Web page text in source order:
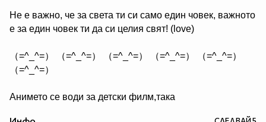
Не е важно, че за света ти си само един човек, важното
е за един човек ти да си целия свят! (love)
（=^_^=） （=^_^=） （=^_^=） （=^_^=） （=^_^=）
（=^_^=）
Анимето се води за детски филм,така